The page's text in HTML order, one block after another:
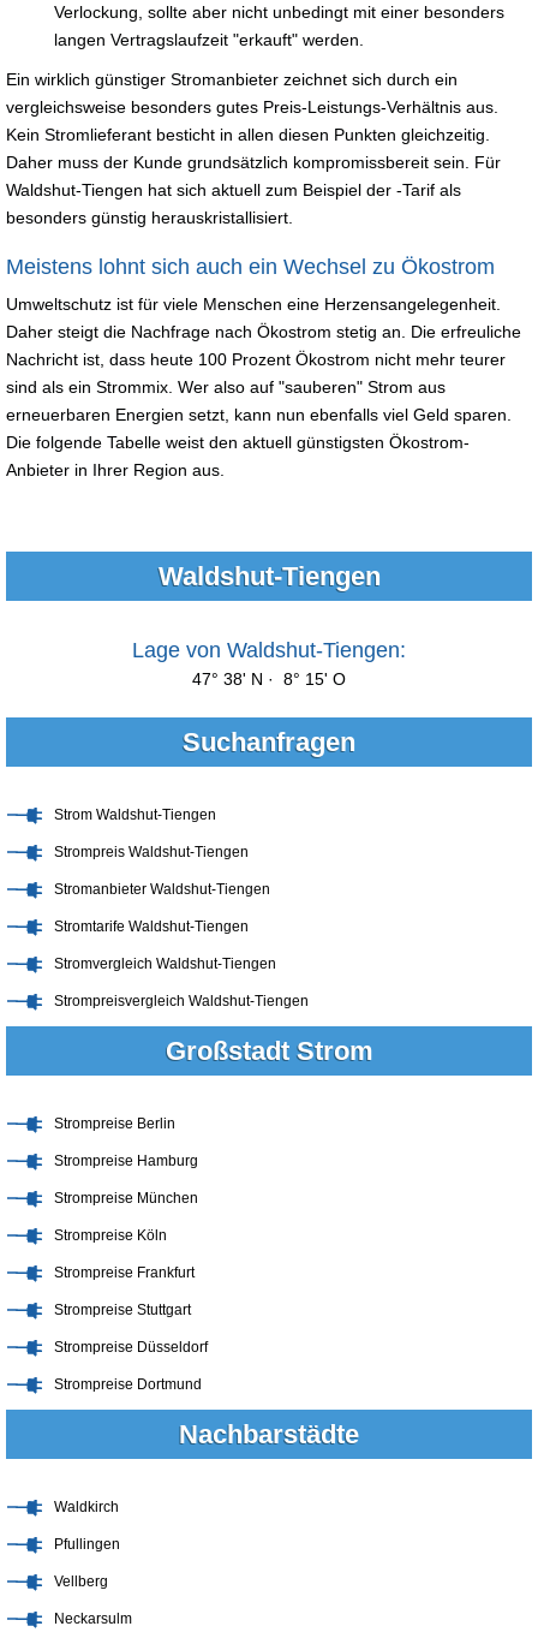
Verlockung, sollte aber nicht unbedingt mit einer besonders
langen Vertragslaufzeit "erkauft" werden.
Ein wirklich günstiger Stromanbieter zeichnet sich durch ein
vergleichsweise besonders gutes Preis-Leistungs-Verhältnis aus.
Kein Stromlieferant besticht in allen diesen Punkten gleichzeitig.
Daher muss der Kunde grundsätzlich kompromissbereit sein. Für
Waldshut-Tiengen hat sich aktuell zum Beispiel der -Tarif als
besonders günstig herauskristallisiert.
Meistens lohnt sich auch ein Wechsel zu Ökostrom
Umweltschutz ist für viele Menschen eine Herzensangelegenheit.
Daher steigt die Nachfrage nach Ökostrom stetig an. Die erfreuliche
Nachricht ist, dass heute 100 Prozent Ökostrom nicht mehr teurer
sind als ein Strommix. Wer also auf "sauberen" Strom aus
erneuerbaren Energien setzt, kann nun ebenfalls viel Geld sparen.
Die folgende Tabelle weist den aktuell günstigsten Ökostrom-
Anbieter in Ihrer Region aus.
Waldshut-Tiengen
Lage von Waldshut-Tiengen:
47° 38' N · 8° 15' O
Suchanfragen
Strom Waldshut-Tiengen
Strompreis Waldshut-Tiengen
Stromanbieter Waldshut-Tiengen
Stromtarife Waldshut-Tiengen
Stromvergleich Waldshut-Tiengen
Strompreisvergleich Waldshut-Tiengen
Großstadt Strom
Strompreise Berlin
Strompreise Hamburg
Strompreise München
Strompreise Köln
Strompreise Frankfurt
Strompreise Stuttgart
Strompreise Düsseldorf
Strompreise Dortmund
Nachbarstädte
Waldkirch
Pfullingen
Vellberg
Neckarsulm